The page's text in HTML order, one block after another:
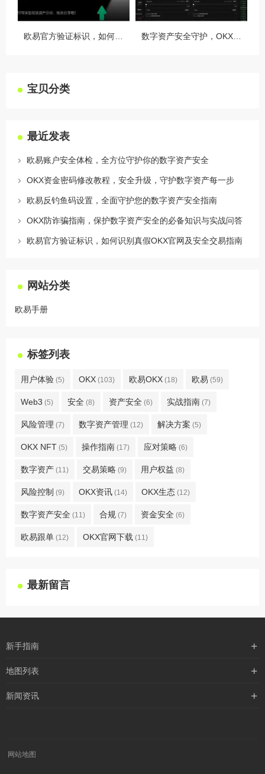
宝贝分类
最近发表
欧易账户安全体检，全方位守护你的数字资产安全
OKX资金密码修改教程，安全升级，守护数字资产每一步
欧易反钓鱼码设置，全面守护您的数字资产安全指南
OKX防诈骗指南，保护数字资产安全的必备知识与实战问答
欧易官方验证标识，如何识别真假OKX官网及安全交易指南
网站分类
欧易手册
标签列表
用户体验 (5) OKX (103) 欧易OKX (18) 欧易 (59)
Web3 (5) 安全 (8) 资产安全 (6) 实战指南 (7)
风险管理 (7) 数字资产管理 (12) 解决方案 (5)
OKX NFT (5) 操作指南 (17) 应对策略 (6)
数字资产 (11) 交易策略 (9) 用户权益 (8)
风险控制 (9) OKX资讯 (14) OKX生态 (12)
数字资产安全 (11) 合规 (7) 资金安全 (6)
欧易跟单 (12) OKX官网下载 (11)
最新留言
新手指南
购买流程
地图列表
最新文章
新闻资讯
媒体新闻
网站地图